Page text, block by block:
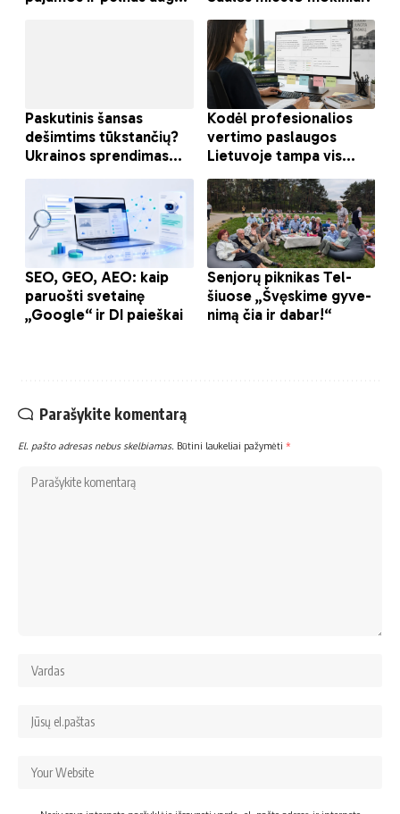
Parašykite komentarą
El. pašto adresas nebus skelbiamas. Būtini laukeliai pažymėti *